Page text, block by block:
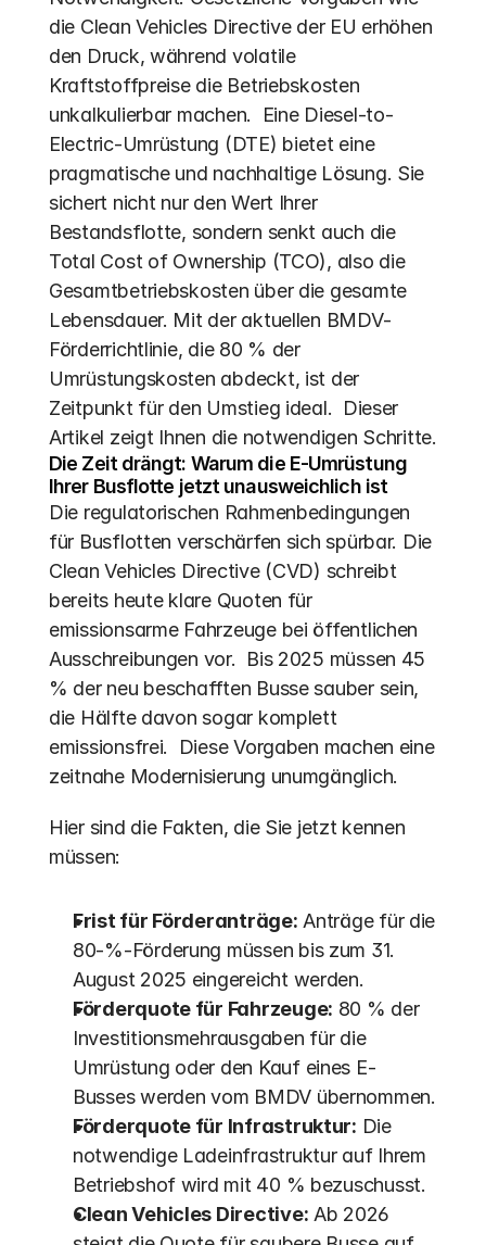
die Clean Vehicles Directive der EU erhöhen
den Druck, während volatile
Kraftstoffpreise die Betriebskosten
unkalkulierbar machen.  Eine Diesel-to-
Electric-Umrüstung (DTE) bietet eine
pragmatische und nachhaltige Lösung. Sie
sichert nicht nur den Wert Ihrer
Bestandsflotte, sondern senkt auch die
Total Cost of Ownership (TCO), also die
Gesamtbetriebskosten über die gesamte
Lebensdauer. Mit der aktuellen BMDV-
Förderrichtlinie, die 80 % der
Umrüstungskosten abdeckt, ist der
Zeitpunkt für den Umstieg ideal.  Dieser
Artikel zeigt Ihnen die notwendigen Schritte.
Die Zeit drängt: Warum die E-Umrüstung
Ihrer Busflotte jetzt unausweichlich ist
Die regulatorischen Rahmenbedingungen
für Busflotten verschärfen sich spürbar. Die
Clean Vehicles Directive (CVD) schreibt
bereits heute klare Quoten für
emissionsarme Fahrzeuge bei öffentlichen
Ausschreibungen vor.  Bis 2025 müssen 45
% der neu beschafften Busse sauber sein,
die Hälfte davon sogar komplett
emissionsfrei.  Diese Vorgaben machen eine
zeitnahe Modernisierung unumgänglich.
Hier sind die Fakten, die Sie jetzt kennen
müssen:
Frist für Förderanträge: Anträge für die
80-%-Förderung müssen bis zum 31.
August 2025 eingereicht werden.
Förderquote für Fahrzeuge: 80 % der
Investitionsmehrausgaben für die
Umrüstung oder den Kauf eines E-
Förderquote für Infrastruktur: Die
notwendige Ladeinfrastruktur auf Ihrem
Betriebshof wird mit 40 % bezuschusst.
Clean Vehicles Directive: Ab 2026